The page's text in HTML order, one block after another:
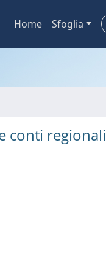
Home Sfoglia
conti regionali